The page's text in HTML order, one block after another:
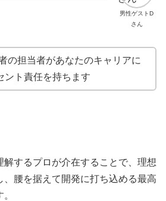
男性ゲストD
さん
の担当者があなたのキャリアに
ント責任を持ちます
解するプロが介在することで、理想
、腰を据えて開発に打ち込める最高